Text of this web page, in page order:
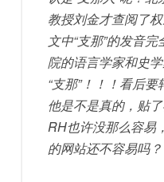
教授刘金才查阅了
文中“支那”的发音
院的语言学家和史
“支那”！！！看后
他是不是真的，贴
RH也许没那么容易
的网站还不容易吗？